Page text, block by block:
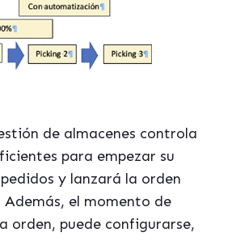
de almacenes controla
para empezar su
y lanzará la orden
el momento de
orden, puede configurarse,